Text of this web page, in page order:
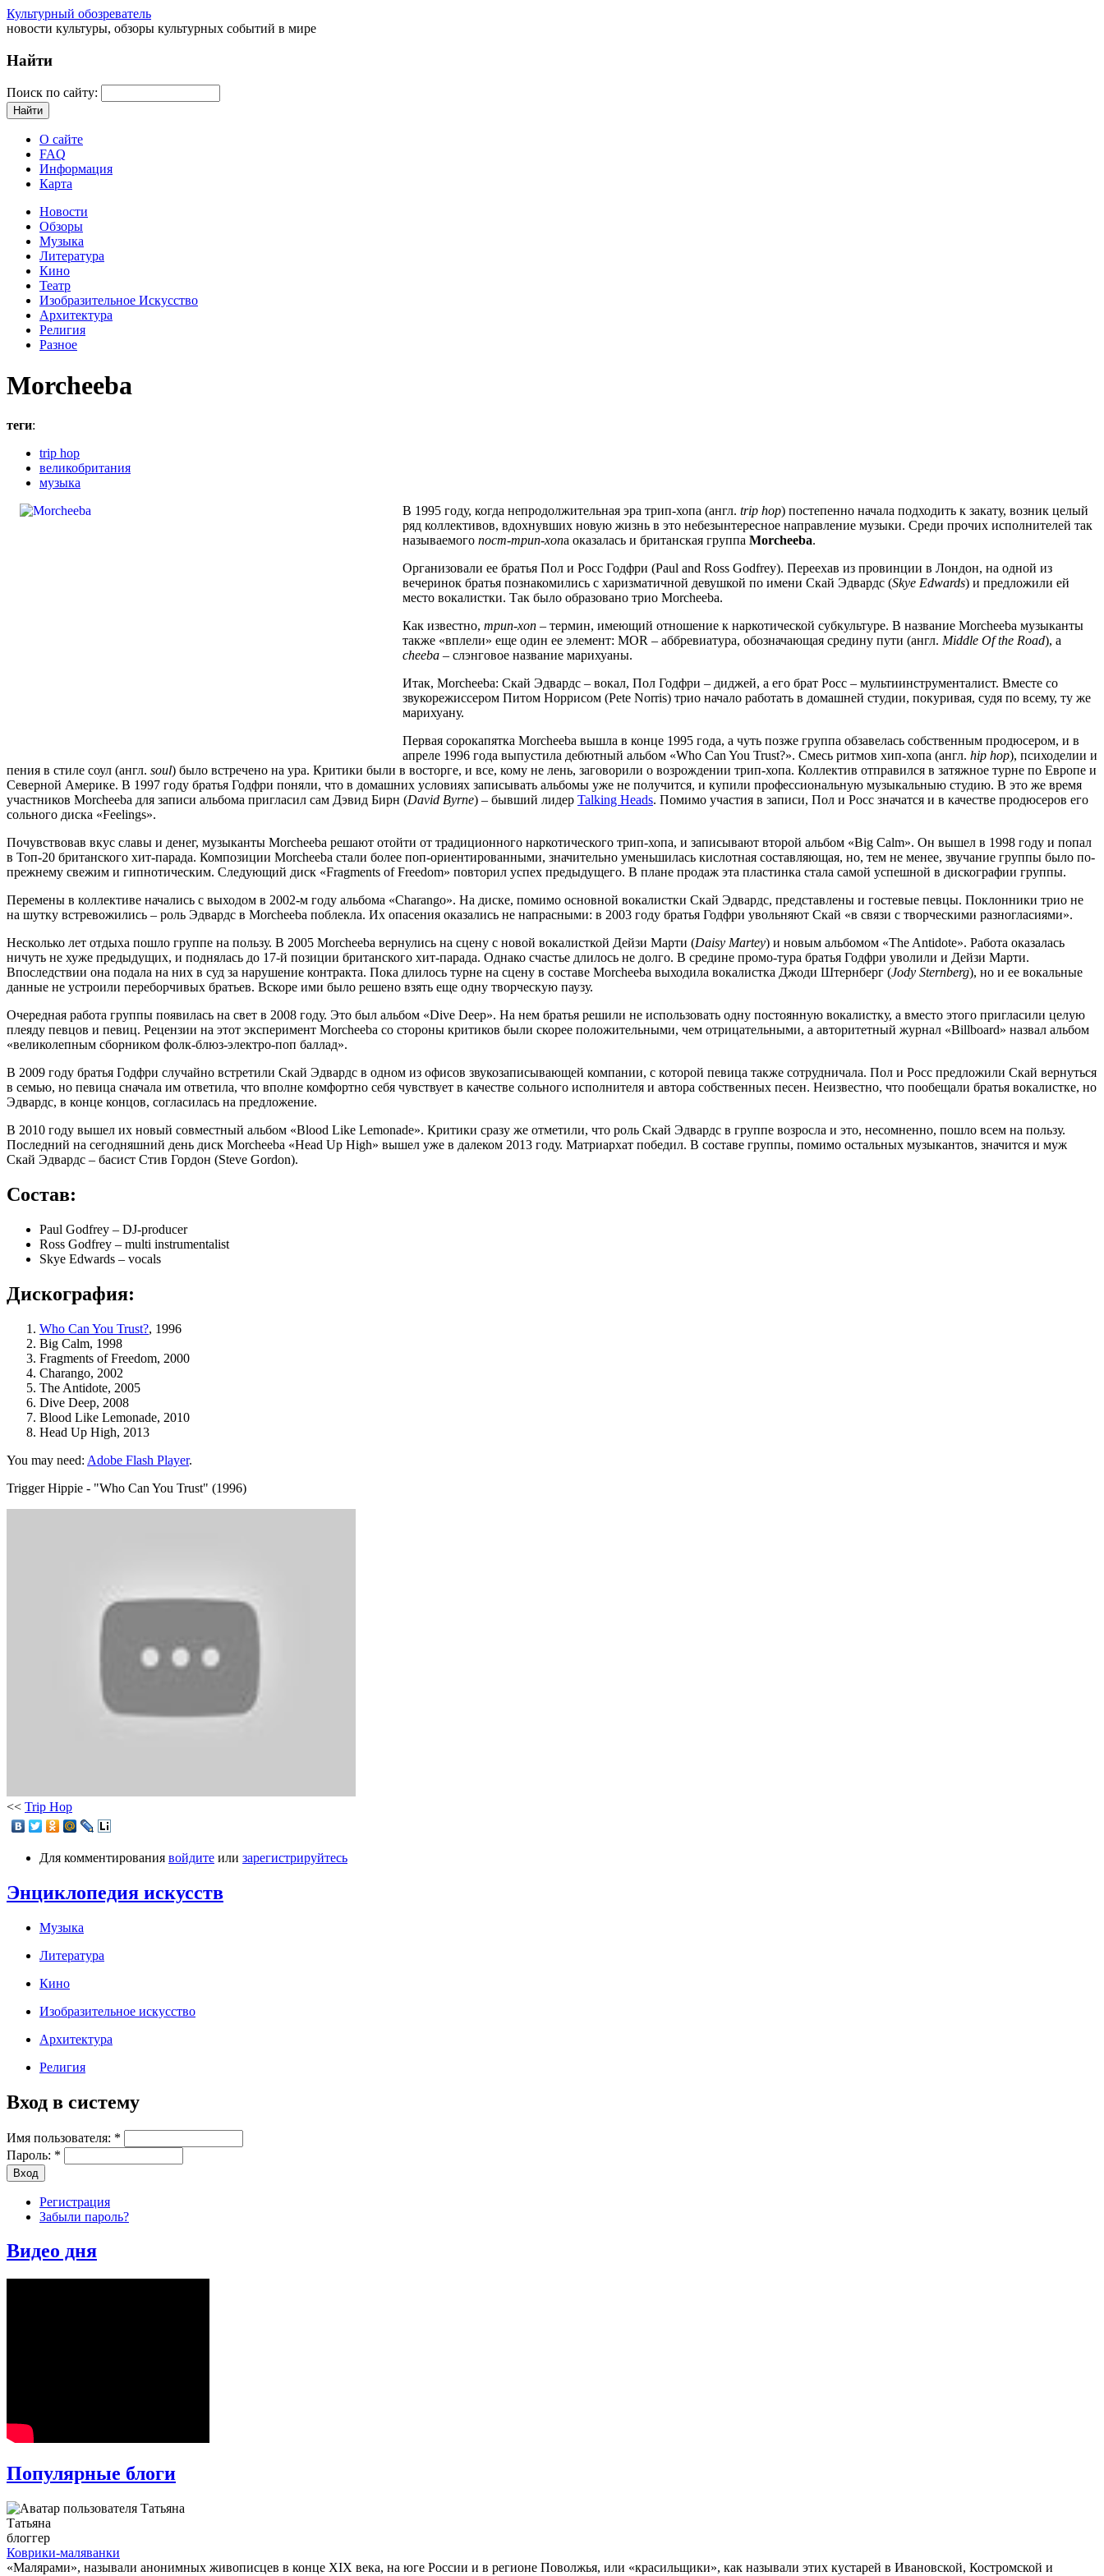
Культурный обозреватель
новости культуры, обзоры культурных событий в мире
Найти
Поиск по сайту:
О сайте
FAQ
Информация
Карта
Новости
Обзоры
Музыка
Литература
Кино
Театр
Изобразительное Искусство
Архитектура
Религия
Разное
Morcheeba
теги:
trip hop
великобритания
музыка
В 1995 году, когда непродолжительная эра трип-хопа (англ. trip hop) постепенно начала подходить к закату, возник целый
ряд коллективов, вдохнувших новую жизнь в это небезынтересное направление музыки. Среди прочих исполнителей так
называемого пост-трип-хопа оказалась и британская группа Morcheeba.
Организовали ее братья Пол и Росс Годфри (Paul and Ross Godfrey). Переехав из провинции в Лондон, на одной из
вечеринок братья познакомились с харизматичной девушкой по имени Скай Эдвардс (Skye Edwards) и предложили ей
место вокалистки. Так было образовано трио Morcheeba.
Как известно, трип-хоп – термин, имеющий отношение к наркотической субкультуре. В название Morcheeba музыканты
также «вплели» еще один ее элемент: MOR – аббревиатура, обозначающая средину пути (англ. Middle Of the Road), а
cheeba – слэнговое название марихуаны.
Итак, Morcheeba: Скай Эдвардс – вокал, Пол Годфри – диджей, а его брат Росс – мультиинструменталист. Вместе со
звукорежиссером Питом Норрисом (Pete Norris) трио начало работать в домашней студии, покуривая, судя по всему, ту же
марихуану.
Первая сорокапятка Morcheeba вышла в конце 1995 года, а чуть позже группа обзавелась собственным продюсером, и в
апреле 1996 года выпустила дебютный альбом «Who Can You Trust?». Смесь ритмов хип-хопа (англ. hip hop), психоделии и
пения в стиле соул (англ. soul) было встречено на ура. Критики были в восторге, и все, кому не лень, заговорили о возрождении трип-хопа. Коллектив отправился в затяжное турне по Европе и
Северной Америке. В 1997 году братья Годфри поняли, что в домашних условиях записывать альбомы уже не получится, и купили профессиональную музыкальныю студию. В это же время
участников Morcheeba для записи альбома пригласил сам Дэвид Бирн (David Byrne) – бывший лидер Talking Heads. Помимо участия в записи, Пол и Росс значатся и в качестве продюсеров его
сольного диска «Feelings».
Почувствовав вкус славы и денег, музыканты Morcheeba решают отойти от традиционного наркотического трип-хопа, и записывают второй альбом «Big Calm». Он вышел в 1998 году и попал
в Топ-20 британского хит-парада. Композиции Morcheeba стали более поп-ориентированными, значительно уменьшилась кислотная составляющая, но, тем не менее, звучание группы было по-
прежнему свежим и гипнотическим. Следующий диск «Fragments of Freedom» повторил успех предыдущего. В плане продаж эта пластинка стала самой успешной в дискографии группы.
Перемены в коллективе начались с выходом в 2002-м году альбома «Charango». На диске, помимо основной вокалистки Скай Эдвардс, представлены и гостевые певцы. Поклонники трио не
на шутку встревожились – роль Эдвардс в Morcheeba поблекла. Их опасения оказались не напрасными: в 2003 году братья Годфри увольняют Скай «в связи с творческими разногласиями».
Несколько лет отдыха пошло группе на пользу. В 2005 Morcheeba вернулись на сцену с новой вокалисткой Дейзи Марти (Daisy Martey) и новым альбомом «The Antidote». Работа оказалась
ничуть не хуже предыдущих, и поднялась до 17-й позиции британского хит-парада. Однако счастье длилось не долго. В средине промо-тура братья Годфри уволили и Дейзи Марти.
Впоследствии она подала на них в суд за нарушение контракта. Пока длилось турне на сцену в составе Morcheeba выходила вокалистка Джоди Штернберг (Jody Sternberg), но и ее вокальные
данные не устроили переборчивых братьев. Вскоре ими было решено взять еще одну творческую паузу.
Очередная работа группы появилась на свет в 2008 году. Это был альбом «Dive Deep». На нем братья решили не использовать одну постоянную вокалистку, а вместо этого пригласили целую
плеяду певцов и певиц. Рецензии на этот эксперимент Morcheeba со стороны критиков были скорее положительными, чем отрицательными, а авторитетный журнал «Billboard» назвал альбом
«великолепным сборником фолк-блюз-электро-поп баллад».
В 2009 году братья Годфри случайно встретили Скай Эдвардс в одном из офисов звукозаписывающей компании, с которой певица также сотрудничала. Пол и Росс предложили Скай вернуться
в семью, но певица сначала им ответила, что вполне комфортно себя чувствует в качестве сольного исполнителя и автора собственных песен. Неизвестно, что пообещали братья вокалистке, но
Эдвардс, в конце концов, согласилась на предложение.
В 2010 году вышел их новый совместный альбом «Blood Like Lemonade». Критики сразу же отметили, что роль Скай Эдвардс в группе возросла и это, несомненно, пошло всем на пользу.
Последний на сегодняшний день диск Morcheeba «Head Up High» вышел уже в далеком 2013 году. Матриархат победил. В составе группы, помимо остальных музыкантов, значится и муж
Скай Эдвардс – басист Стив Гордон (Steve Gordon).
Состав:
Paul Godfrey – DJ-producer
Ross Godfrey – multi instrumentalist
Skye Edwards – vocals
Дискография:
Who Can You Trust?, 1996
Big Calm, 1998
Fragments of Freedom, 2000
Charango, 2002
The Antidote, 2005
Dive Deep, 2008
Blood Like Lemonade, 2010
Head Up High, 2013
You may need: Adobe Flash Player.
Trigger Hippie - "Who Can You Trust" (1996)
<< Trip Hop
Для комментирования войдите или зарегистрируйтесь
Энциклопедия искусств
Музыка
Литература
Кино
Изобразительное искусство
Архитектура
Религия
Вход в систему
Имя пользователя: *
Пароль: *
Регистрация
Забыли пароль?
Видео дня
Популярные блоги
Татьяна
блоггер
Коврики-маляванки
«Малярами», называли анонимных живописцев в конце XIX века, на юге России и в регионе Поволжья, или «красильщики», как называли этих кустарей в Ивановской, Костромской и